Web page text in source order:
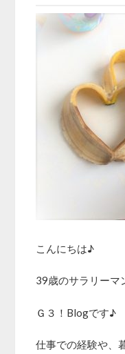
こんにちは♪
39歳のサラリーマ
Ｇ３！Blogです♪
仕事での経験や、